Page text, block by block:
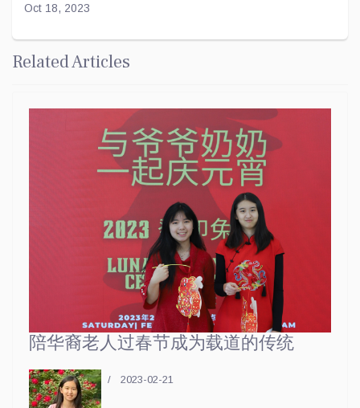
Oct 18, 2023
Related Articles
陪华裔老人过春节成为载道的传统
2023-02-21